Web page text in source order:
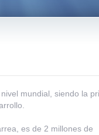
mundial, siendo la
es de 2 millones de